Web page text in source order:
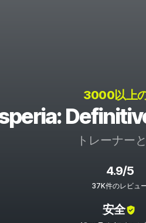
3000以上
トレーナー
4.9/5
37K件のレビュ
安全